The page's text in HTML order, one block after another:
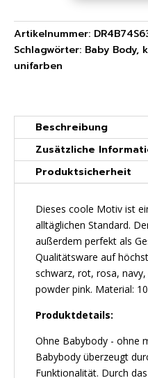
Baby
Body
Menge
Artikelnummer:
Schlagwörter: Baby Body,
unifarben
Beschreibung
Zusätzliche
Produktsicherheit
Dieses coole Motiv ist
alltäglichen Standard.
außerdem perfekt als
Qualitätsware auf
schwarz, rot, rosa,
powder pink. Material:
Produktdetails:
Ohne Babybody - ohne
Babybody überzeugt
Funktionalität. Durch